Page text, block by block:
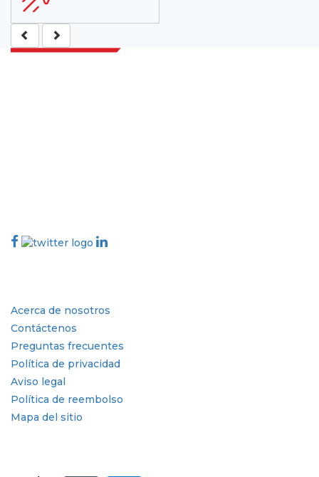
Acerca de nosotros
Contáctenos
Preguntas frecuentes
Política de privacidad
Aviso legal
Política de reembolso
Mapa del sitio